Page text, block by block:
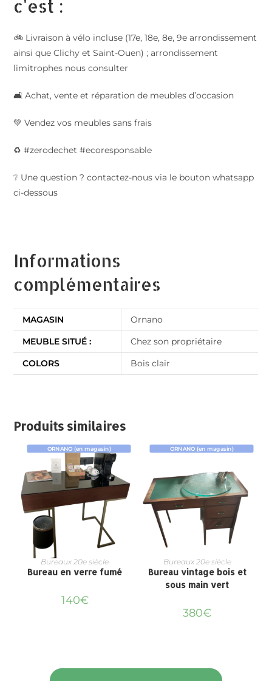
c'est :
🚲 Livraison à vélo incluse (17e, 18e, 8e, 9e arrondissement
ainsi que Clichy et Saint-Ouen) ; arrondissement
limitrophes nous consulter
🛋️ Achat, vente et réparation de meubles d’occasion
💚 Vendez vos meubles sans frais
♻️ #zerodechet #ecoresponsable
❔ Une question ? contactez-nous via le bouton whatsapp
ci-dessous
Informations
complémentaires
MAGASIN
Ornano
MEUBLE SITUÉ :
Chez son propriétaire
COLORS
Bois clair
Produits similaires
ORNANO (en magasin)
Bureaux 20e siècle
Bureau en verre fumé
140€
ORNANO (en magasin)
Bureaux 20e siècle
Bureau vintage bois et
sous main vert
380€